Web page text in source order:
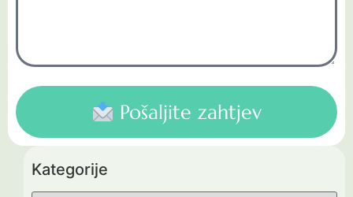
Pošaljite zahtjev
Kategorije